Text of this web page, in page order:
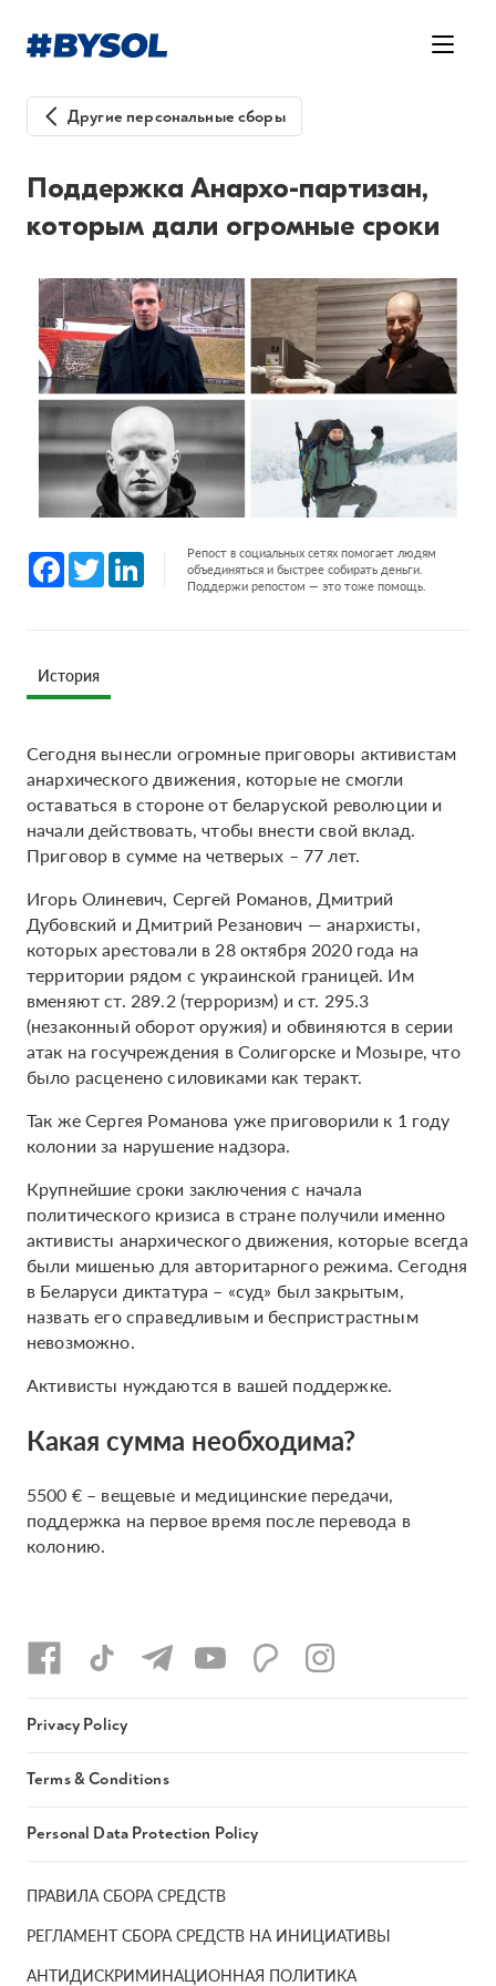
Другие персональные сборы
Поддержка Анархо-партизан,
которым дали огромные сроки
Facebook
Twitter LinkedInРепост в социальных сетях помогает людям
объединяться и быстрее собирать деньги.
Поддержи репостом — это тоже помощь.
История
Сегодня вынесли огромные приговоры активистам
анархического движения, которые не смогли
оставаться в стороне от беларуской революции и
начали действовать, чтобы внести свой вклад.
Приговор в сумме на четверых – 77 лет.
Игорь Олиневич, Сергей Романов, Дмитрий
Дубовский и Дмитрий Резанович — анархисты,
которых арестовали в 28 октября 2020 года на
территории рядом с украинской границей. Им
вменяют ст. 289.2 (терроризм) и ст. 295.3
(незаконный оборот оружия) и обвиняются в серии
атак на госучреждения в Солигорске и Мозыре, что
было расценено силовиками как теракт.
Так же Сергея Романова уже приговорили к 1 году
колонии за нарушение надзора.
Крупнейшие сроки заключения с начала
политического кризиса в стране получили именно
активисты анархического движения, которые всегда
были мишенью для авторитарного режима. Сегодня
в Беларуси диктатура – «суд» был закрытым,
назвать его справедливым и беспристрастным
невозможно.
Активисты нуждаются в вашей поддержке.
Какая сумма необходима?
5500 € – вещевые и медицинские передачи,
поддержка на первое время после перевода в
колонию.
ПРАВИЛА СБОРА СРЕДСТВ
РЕГЛАМЕНТ СБОРА СРЕДСТВ НА ИНИЦИАТИВЫ
АНТИДИСКРИМИНАЦИОННАЯ ПОЛИТИКА
Privacy Policy
Terms & Conditions
Personal Data Protection Policy